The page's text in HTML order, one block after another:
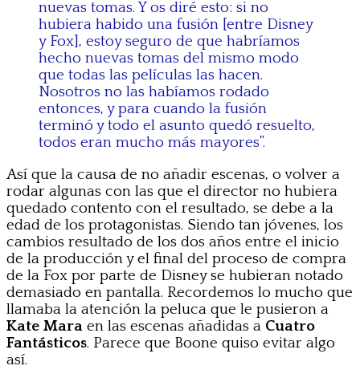
nuevas tomas. Y os diré esto: si no
hubiera habido una fusión [entre Disney
y Fox], estoy seguro de que habríamos
hecho nuevas tomas del mismo modo
que todas las películas las hacen.
Nosotros no las habíamos rodado
entonces, y para cuando la fusión
terminó y todo el asunto quedó resuelto,
todos eran mucho más mayores”.
Así que la causa de no añadir escenas, o volver a
rodar algunas con las que el director no hubiera
quedado contento con el resultado, se debe a la
edad de los protagonistas. Siendo tan jóvenes, los
cambios resultado de los dos años entre el inicio
de la producción y el final del proceso de compra
de la Fox por parte de Disney se hubieran notado
demasiado en pantalla. Recordemos lo mucho que
llamaba la atención la peluca que le pusieron a
Kate Mara en las escenas añadidas a Cuatro
Fantásticos. Parece que Boone quiso evitar algo
así.